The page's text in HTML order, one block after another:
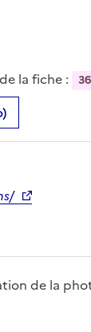
la fiche :
de la